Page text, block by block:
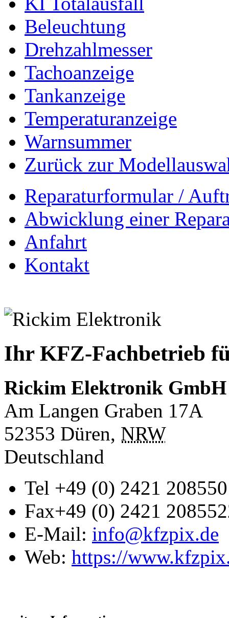
Beleuchtung
Drehzahlmesser
Tachoanzeige
Tankanzeige
Temperaturanzeige
Warnsummer
Zurück zur
Reparaturformular /
Abwicklung einer
Anfahrt
Kontakt
Ihr KFZ-Fachbetrieb
Rickim Elektronik GmbH
Am Langen Graben 17A
52353 Düren, NRW
Deutschland
Tel +49 (0) 2421 208550
Fax+49 (0) 2421
E-Mail: info@kfzpix.de
Web: https://